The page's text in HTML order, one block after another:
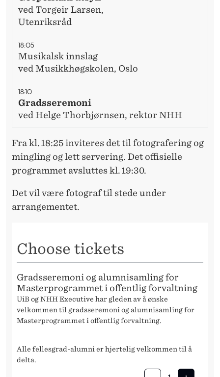
ved Torgeir Larsen,
Utenriksråd
18:05
Musikalsk innslag
ved Musikkhøgskolen, Oslo
18:10
Gradsseremoni
ved Helge Thorbjørnsen, rektor NHH
Fra kl. 18:25 inviteres det til fotografering og
mingling og lett servering. Det offisielle
programmet avsluttes kl. 19:30.
Det vil være fotograf til stede under
arrangementet.
Choose tickets
Gradsseremoni og alumnisamling for
Masterprogrammet i offentlig forvaltning
UiB og NHH Executive har gleden av å ønske
velkommen til gradsseremoni og alumnisamling for
Masterprogrammet i offentlig forvaltning.
Alle fellesgrad-alumni er hjertelig velkommen til å
delta.